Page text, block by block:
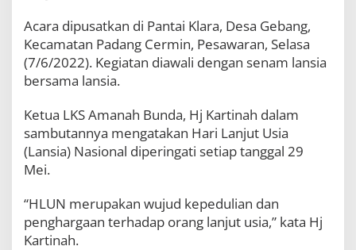
R
a
y
n
P
e
r
g
a
t
Acara dipusatkan di Pantai Klara, Desa Gebang,
Kecamatan Padang Cermin, Pesawaran, Selasa
(7/6/2022). Kegiatan diawali dengan senam lansia
bersama lansia.
Ketua LKS Amanah Bunda, Hj Kartinah dalam
sambutannya mengatakan Hari Lanjut Usia
(Lansia) Nasional diperingati setiap tanggal 29
Mei.
“HLUN merupakan wujud kepedulian dan
penghargaan terhadap orang lanjut usia,” kata Hj
Kartinah.